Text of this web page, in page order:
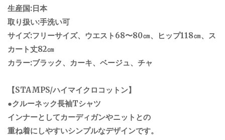
生産国:日本
取り扱い:手洗い可
サイズ:フリーサイズ、ウエスト68〜80㎝、ヒップ118㎝、ス
カート丈82㎝
カラー:ブラック、カーキ、ベージュ、チャ
【STAMPS/ハイマイクロコットン】
●クルーネック長袖Tシャツ
インナーとしてカーディガンやニットとの
重ね着にしやすいシンプルなデザインです。